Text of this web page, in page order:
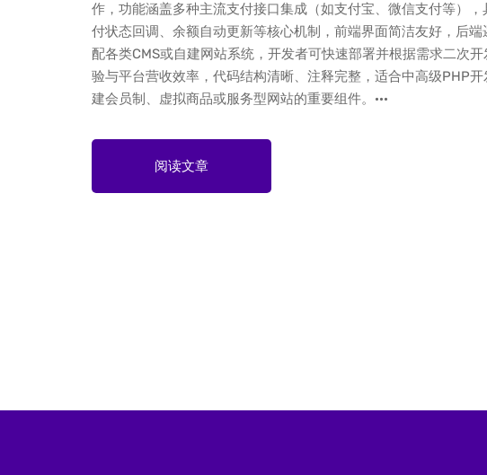
作，功能涵盖多种主流支付接口集成（如支付宝、微信支付等），
付状态回调、余额自动更新等核心机制，前端界面简洁友好，后
配各类CMS或自建网站系统，开发者可快速部署并根据需求二次
验与平台营收效率，代码结构清晰、注释完整，适合中高级PHP
建会员制、虚拟商品或服务型网站的重要组件。···
阅读文章